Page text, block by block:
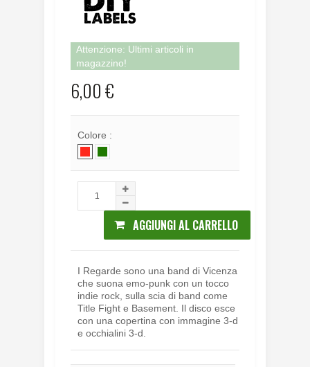
Attenzione: Ultimi articoli in
magazzino!
6,00 €
Colore :
AGGIUNGI AL CARRELLO
I Regarde sono una band di Vicenza
che suona emo-punk con un tocco
indie rock, sulla scia di band come
Title Fight e Basement. Il disco esce
con una copertina con immagine 3-d
e occhialini 3-d.